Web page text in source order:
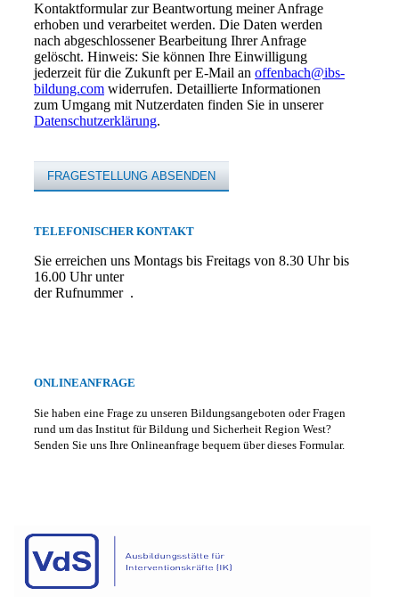
TELEFONISCHER KONTAKT
Sie erreichen uns Montags bis Freitags von 8.30 Uhr bis
16.00 Uhr unter
der Rufnummer .
ONLINEANFRAGE
Sie haben eine Frage zu unseren Bildungsangeboten oder Fragen
rund um das Institut für Bildung und Sicherheit Region West?
Senden Sie uns Ihre Onlineanfrage bequem über dieses Formular.
Kontaktformular zur Beantwortung meiner Anfrage
erhoben und verarbeitet werden. Die Daten werden
nach abgeschlossener Bearbeitung Ihrer Anfrage
gelöscht. Hinweis: Sie können Ihre Einwilligung
jederzeit für die Zukunft per E-Mail an offenbach@ibs-
bildung.com widerrufen. Detaillierte Informationen
zum Umgang mit Nutzerdaten finden Sie in unserer
Datenschutzerklärung.